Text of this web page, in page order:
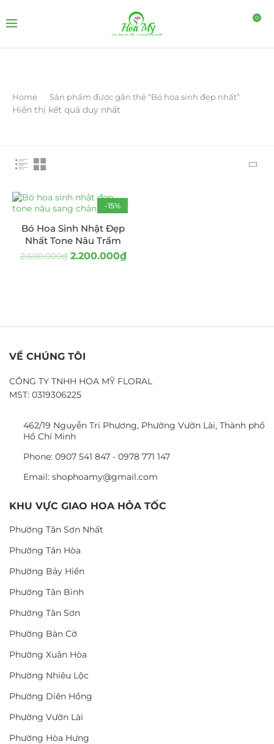
0
Home Sản phẩm được gắn thẻ “Bó hoa sinh đẹp nhất”
Hiển thị kết quả duy nhất
-15%
Bó Hoa Sinh Nhật Đẹp
Nhất Tone Nâu Trầm
2.600.000₫ 2.200.000₫
VỀ CHÚNG TÔI
CÔNG TY TNHH HOA MỸ FLORAL
MST: 0319306225
462/19 Nguyễn Tri Phương, Phường Vườn Lài, Thành phố
Hồ Chí Minh
Phone: 0907 541 847 - 0978 771 147
Email: shophoamy@gmail.com
KHU VỰC GIAO HOA HỎA TỐC
Phường Tân Sơn Nhất
Phường Tân Hòa
Phường Bảy Hiền
Phường Tân Bình
Phường Tân Sơn
Phường Bàn Cờ
Phường Xuân Hòa
Phường Nhiêu Lộc
Phường Diên Hồng
Phường Vườn Lài
Phường Hòa Hưng